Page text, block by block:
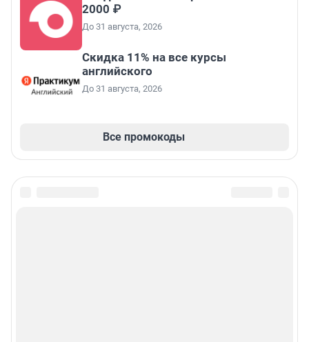
2000 ₽
До 31 августа, 2026
Скидка 11% на все курсы
английского
До 31 августа, 2026
Все промокоды